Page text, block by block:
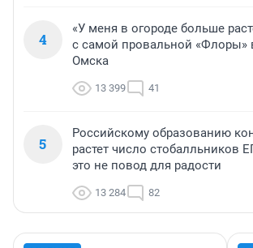
4
«У меня в огороде больше
с самой провальной «Флоры»
Омска
13 399 41
5
Российскому образованию
растет число стобалльников
это не повод для радости
13 284 82